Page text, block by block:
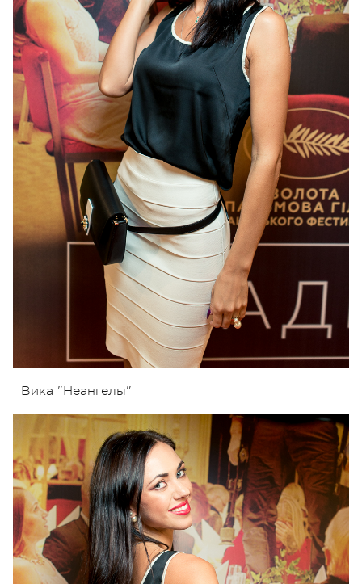
Вика "Неангелы"